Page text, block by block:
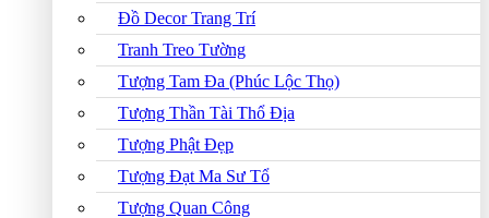
Đồ Decor Trang Trí
Tranh Treo Tường
Tượng Tam Đa (Phúc Lộc Thọ)
Tượng Thần Tài Thổ Địa
Tượng Phật Đẹp
Tượng Đạt Ma Sư Tổ
Tượng Quan Công